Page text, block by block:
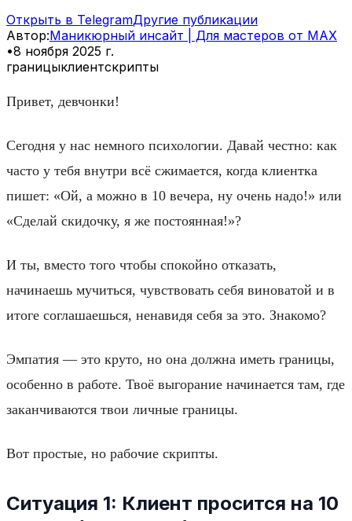
Открыть в TelegramДругие публикации
Автор:Маникюрный инсайт | Для мастеров от MAX
•8 ноября 2025 г.
границыклиентскрипты
Привет, девчонки!
Сегодня у нас немного психологии. Давай честно: как
часто у тебя внутри всё сжимается, когда клиентка
пишет: «Ой, а можно в 10 вечера, ну очень надо!» или
«Сделай скидочку, я же постоянная!»?
И ты, вместо того чтобы спокойно отказать,
начинаешь мучиться, чувствовать себя виноватой и в
итоге соглашаешься, ненавидя себя за это. Знакомо?
Эмпатия — это круто, но она должна иметь границы,
особенно в работе. Твоё выгорание начинается там, где
заканчиваются твои личные границы.
Вот простые, но рабочие скрипты.
Ситуация 1: Клиент просится на 10